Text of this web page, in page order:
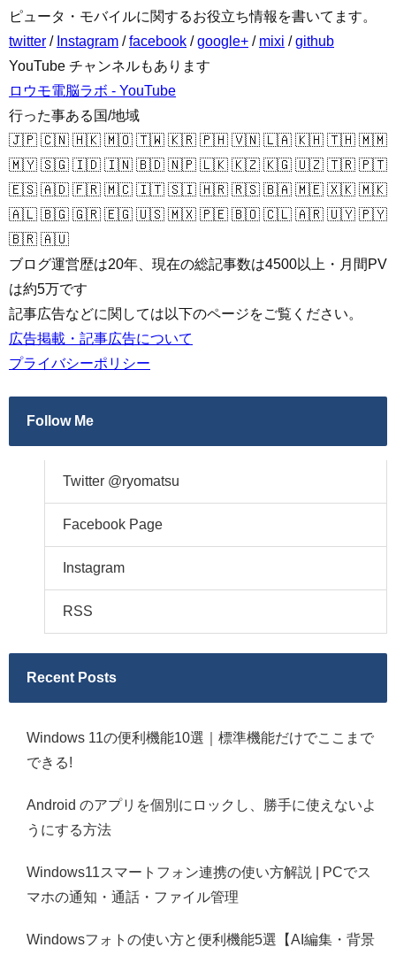
ピュータ・モバイルに関するお役立ち情報を書いてます。
twitter / Instagram /facebook /google+ / mixi /github
YouTube チャンネルもあります
ロウモ電脳ラボ - YouTube
行った事ある国/地域
🇯🇵 🇨🇳 🇭🇰 🇲🇴 🇹🇼 🇰🇷 🇵🇭 🇻🇳 🇱🇦 🇰🇭 🇹🇭 🇲🇲
🇲🇾 🇸🇬 🇮🇩 🇮🇳 🇧🇩 🇳🇵 🇱🇰 🇰🇿 🇰🇬 🇺🇿 🇹🇷 🇵🇹
🇪🇸 🇦🇩 🇫🇷 🇲🇨 🇮🇹 🇸🇮 🇭🇷 🇷🇸 🇧🇦 🇲🇪 🇽🇰 🇲🇰
🇦🇱 🇧🇬 🇬🇷 🇪🇬 🇺🇸 🇲🇽 🇵🇪 🇧🇴 🇨🇱 🇦🇷 🇺🇾 🇵🇾
🇧🇷 🇦🇺
ブログ運営歴は20年、現在の総記事数は4500以上・月間PV
は約5万です
記事広告などに関しては以下のページをご覧ください。
広告掲載・記事広告について
プライバシーポリシー
Follow Me
Twitter @ryomatsu
Facebook Page
Instagram
RSS
Recent Posts
Windows 11の便利機能10選｜標準機能だけでここまで
できる!
Android のアプリを個別にロックし、勝手に使えないよ
うにする方法
Windows11スマートフォン連携の使い方解説 | PCでス
マホの通知・通話・ファイル管理
Windowsフォトの使い方と便利機能5選【AI編集・背景